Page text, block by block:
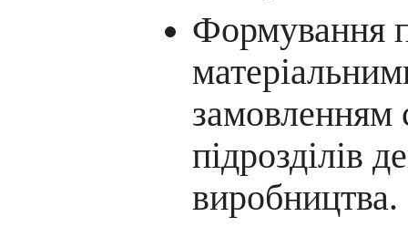
Формування
замовленням
підрозділів
виробництва.